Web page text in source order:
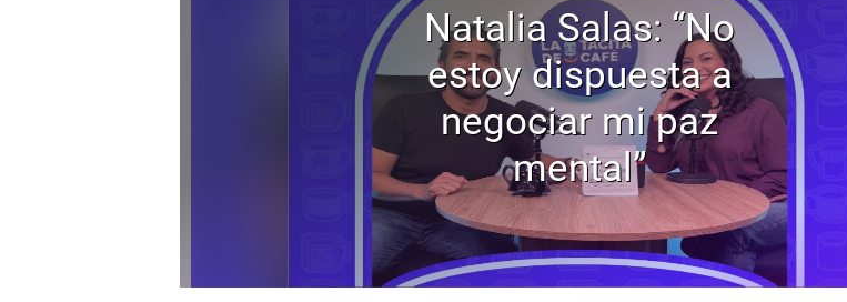
Natalia Salas: “No
estoy dispuesta a
negociar mi paz
mental”